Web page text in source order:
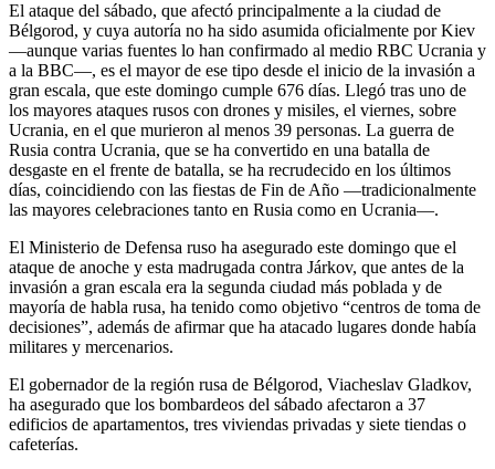
El ataque del sábado, que afectó principalmente a la ciudad de
Bélgorod, y cuya autoría no ha sido asumida oficialmente por Kiev
—aunque varias fuentes lo han confirmado al medio RBC Ucrania y
a la BBC—, es el mayor de ese tipo desde el inicio de la invasión a
gran escala, que este domingo cumple 676 días. Llegó tras uno de
los mayores ataques rusos con drones y misiles, el viernes, sobre
Ucrania, en el que murieron al menos 39 personas. La guerra de
Rusia contra Ucrania, que se ha convertido en una batalla de
desgaste en el frente de batalla, se ha recrudecido en los últimos
días, coincidiendo con las fiestas de Fin de Año —tradicionalmente
las mayores celebraciones tanto en Rusia como en Ucrania—.
El Ministerio de Defensa ruso ha asegurado este domingo que el
ataque de anoche y esta madrugada contra Járkov, que antes de la
invasión a gran escala era la segunda ciudad más poblada y de
mayoría de habla rusa, ha tenido como objetivo “centros de toma de
decisiones”, además de afirmar que ha atacado lugares donde había
militares y mercenarios.
El gobernador de la región rusa de Bélgorod, Viacheslav Gladkov,
ha asegurado que los bombardeos del sábado afectaron a 37
edificios de apartamentos, tres viviendas privadas y siete tiendas o
cafeterías.